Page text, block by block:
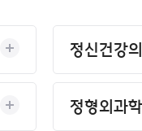
정신건강
정형외과